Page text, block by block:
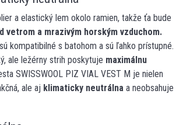
a elastický lem okolo ramien, takže ťa bude
vetrom a mrazivým horským vzduchom.
kompatibilné s batohom a sú ľahko prístupné.
ale ležérny strih poskytuje maximálnu
SWISSWOOL PIZ VIAL VEST M je nielen
ale aj klimaticky neutrálna a neobsahuje